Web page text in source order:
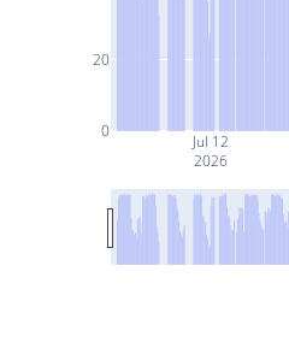
Jul 12
2026
0
20